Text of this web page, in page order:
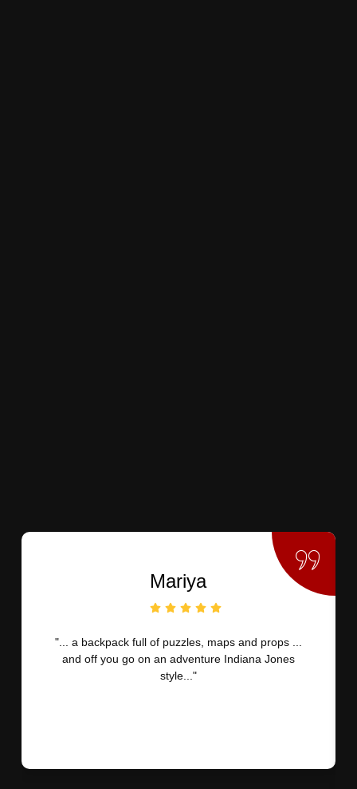
Mariya
"... a backpack full of puzzles, maps and props ...
and off you go on an adventure Indiana Jones
style..."